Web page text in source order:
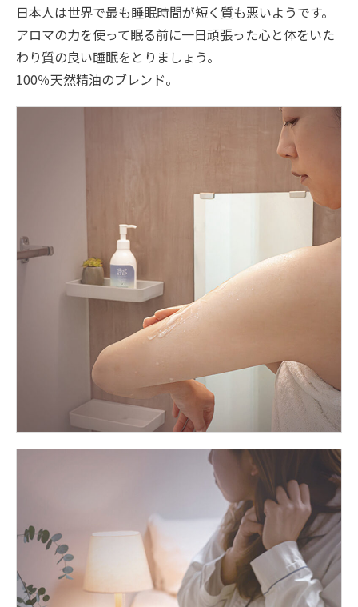
日本人は世界で最も睡眠時間が短く質も悪いようです。
アロマの力を使って眠る前に一日頑張った心と体をいた
わり質の良い睡眠をとりましょう。
100％天然精油のブレンド。